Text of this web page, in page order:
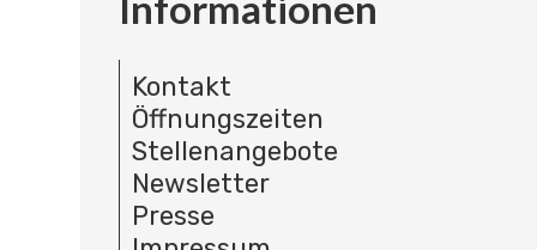
Kontakt
Öffnungszeiten
Stellenangebote
Newsletter
Presse